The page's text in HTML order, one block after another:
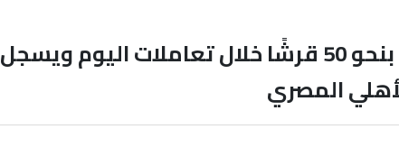
الدولار يرتفع أمام الجنيه بنحو 50 قرشًا خلال تعاملات اليوم ويسجل